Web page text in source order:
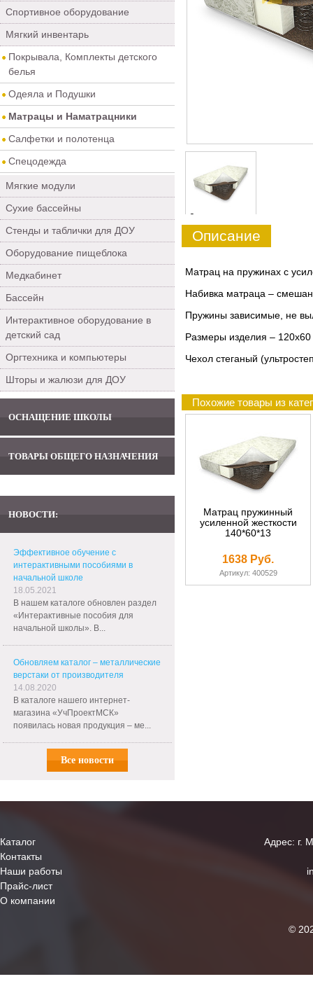
Спортивное оборудование
Мягкий инвентарь
Покрывала, Комплекты детского
белья
Одеяла и Подушки
Матрацы и Наматрацники
Салфетки и полотенца
Спецодежда
Мягкие модули
Сухие бассейны
Стенды и таблички для ДОУ
Оборудование пищеблока
Медкабинет
Бассейн
Интерактивное оборудование в
детский сад
Оргтехника и компьютеры
Шторы и жалюзи для ДОУ
ОСНАЩЕНИЕ ШКОЛЫ
ТОВАРЫ ОБЩЕГО НАЗНАЧЕНИЯ
НОВОСТИ:
Эффективное обучение с
интерактивными пособиями в
начальной школе
18.05.2021
В нашем каталоге обновлен раздел
«Интерактивные пособия для
начальной школы». В...
Обновляем каталог – металлические
верстаки от производителя
14.08.2020
В каталоге нашего интернет-
магазина «УчПроектМСК»
появилась новая продукция – ме...
Все новости
0
Описание
Матрац на пружинах с
Набивка матраца –
Пружины зависимые, не
Размеры изделия –
Чехол стеганый
Похожие товары из
Матрац пружинный
усиленной жесткости
140*60*13
1638 Руб.
Артикул: 400529
Каталог
Контакты
Наши работы
Прайс-лист
О компании
Адрес: г.
©